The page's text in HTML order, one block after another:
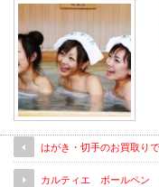
はがき・切手のお買取り
カルティエ ボールペン